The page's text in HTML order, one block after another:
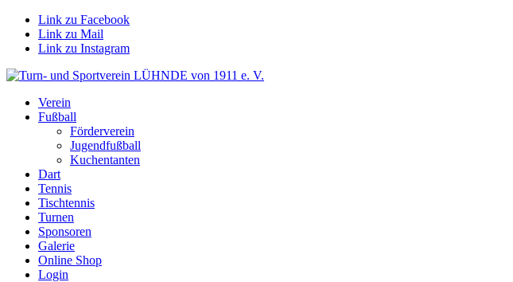
Link zu Facebook
Link zu Mail
Link zu Instagram
Verein
Fußball
Förderverein
Jugendfußball
Kuchentanten
Dart
Tennis
Tischtennis
Turnen
Sponsoren
Galerie
Online Shop
Login